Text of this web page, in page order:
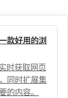
款好用的浏
时获取网页
同时扩展集
的内容。